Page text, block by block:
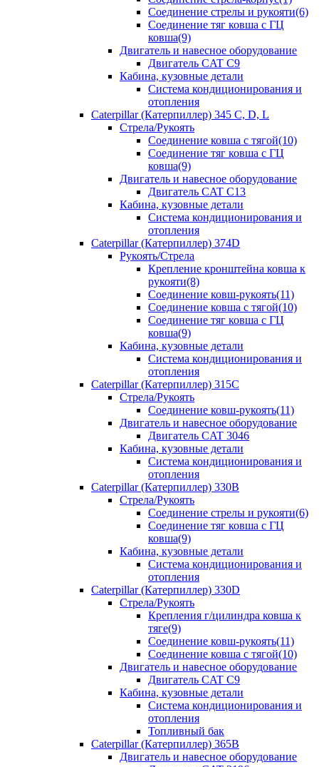
Соединение стрелы и рукояти(6)
Соединение тяг ковша с ГЦ
ковша(9)
Двигатель и навесное оборудование
Двигатель CAT C9
Кабина, кузовные детали
Система кондиционирования и
отопления
Caterpillar (Катерпиллер) 345 C, D, L
Стрела/Рукоять
Соединение ковша с тягой(10)
Соединение тяг ковша с ГЦ
ковша(9)
Двигатель и навесное оборудование
Двигатель CAT C13
Кабина, кузовные детали
Система кондиционирования и
отопления
Caterpillar (Катерпиллер) 374D
Рукоять/Стрела
Крепление кронштейна ковша к
рукояти(8)
Соединение ковш-рукоять(11)
Соединение ковша с тягой(10)
Соединение тяг ковша с ГЦ
ковша(9)
Кабина, кузовные детали
Система кондиционирования и
отопления
Caterpillar (Катерпиллер) 315C
Стрела/Рукоять
Соединение ковш-рукоять(11)
Двигатель и навесное оборудование
Двигатель CAT 3046
Кабина, кузовные детали
Система кондиционирования и
отопления
Caterpillar (Катерпиллер) 330B
Стрела/Рукоять
Соединение стрелы и рукояти(6)
Соединение тяг ковша с ГЦ
ковша(9)
Кабина, кузовные детали
Система кондиционирования и
отопления
Caterpillar (Катерпиллер) 330D
Стрела/Рукоять
Крепления г/цилиндра ковша к
тяге(9)
Соединение ковш-рукоять(11)
Соединение ковша с тягой(10)
Двигатель и навесное оборудование
Двигатель CAT C9
Кабина, кузовные детали
Система кондиционирования и
отопления
Топливный бак
Caterpillar (Катерпиллер) 365B
Двигатель и навесное оборудование